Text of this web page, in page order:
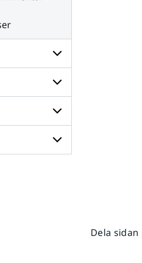
Undersidor
för
Radar
och
satellit
Undersidor
för
Väder
till
havs
Undersidor
för
Dela sidan